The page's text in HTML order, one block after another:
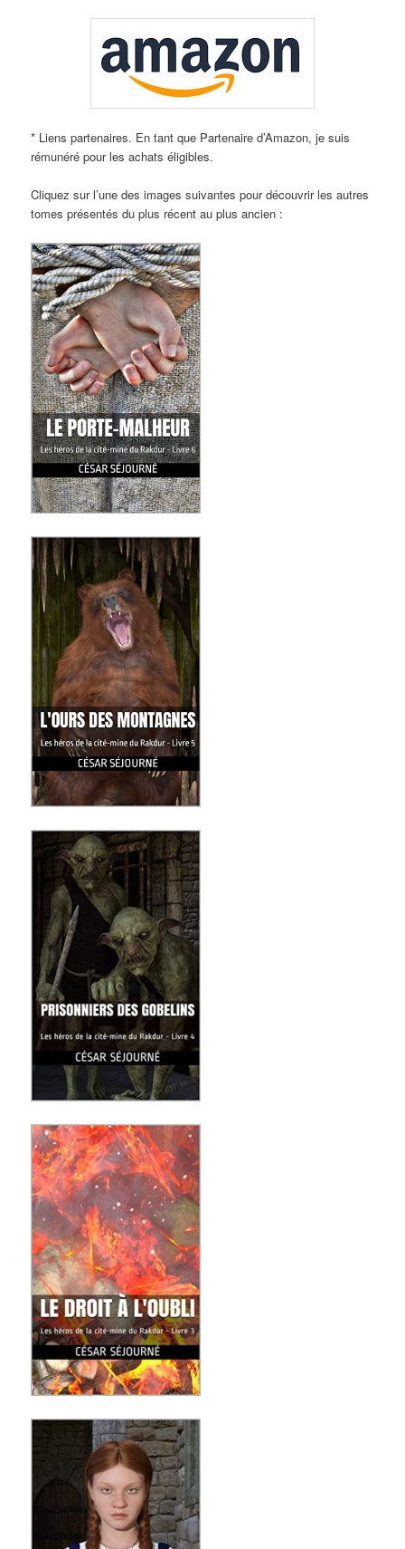
* Liens partenaires. En tant que Partenaire d’Amazon, je suis
rémunéré pour les achats éligibles.
Cliquez sur l’une des images suivantes pour découvrir les autres
tomes présentés du plus récent au plus ancien :